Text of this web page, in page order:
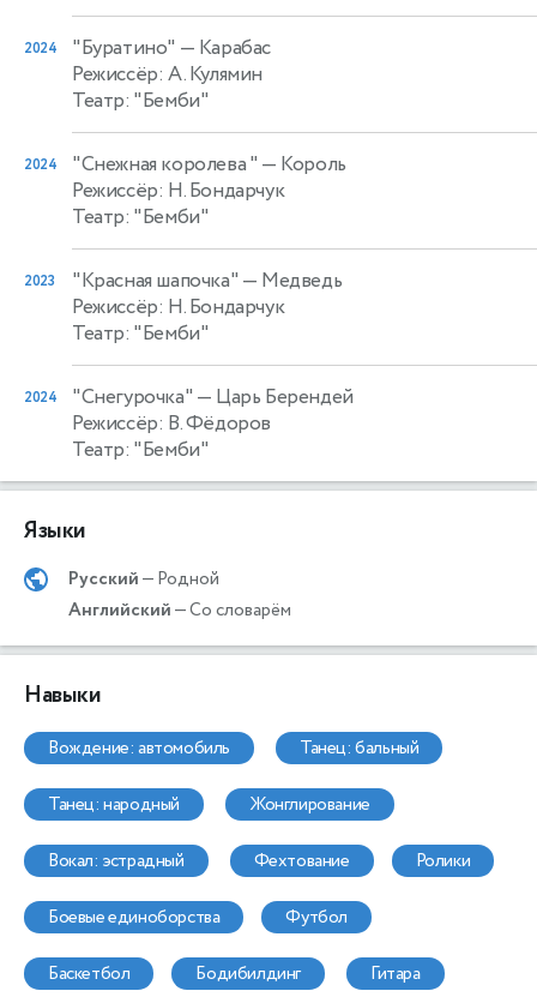
2024 "Буратино" — Карабас
Режиссёр: А. Кулямин
Театр: "Бемби"
2024 "Снежная королева " — Король
Режиссёр: Н. Бондарчук
Театр: "Бемби"
2023 "Красная шапочка" — Медведь
Режиссёр: Н. Бондарчук
Театр: "Бемби"
2024 "Снегурочка" — Царь Берендей
Режиссёр: В. Фёдоров
Театр: "Бемби"
Языки
Русский— Родной
Английский— Со словарём
Навыки
вождение: автомобиль танец: бальный
танец: народный жонглирование
вокал: эстрадный фехтование ролики
боевые единоборства футбол
баскетбол бодибилдинг гитара